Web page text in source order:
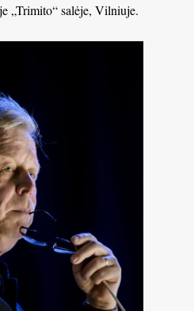
„Trimito“ salėje, Vilniuje.